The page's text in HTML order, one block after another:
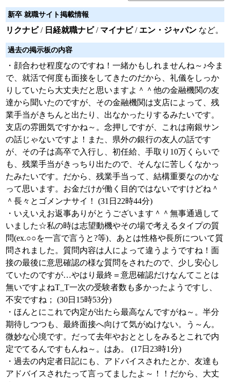
新卒 就職サイト掲載情報
リクナビ/ 日経就職ナビ/ マイナビ/ エン・ジャパン など。
過去の掲示板の内容
・顔合わせ程度なのですね！一緒かもしれませんね～♪今ま
で、就活で何度も面接をしてきたのだから、礼儀をしっか
りしていたら大丈夫だと思いますよ＾＾他の金融機関の友
達から聞いたのですが、その金融機関は支店によって、残
業手当がきちんと出たり、出なかったりするみたいです。
支店の雰囲気ですかね～。念押しですが、これは南銀サン
の話じゃないですよ！また、県外の銀行の友人の話です
が、その子は高卒で入行し、初任給、手取り10万くらいで
も、残業手当がきっちり出たので、そんなに苦しくなかっ
たみたいです。だから、残業手当って、結構重要なのかな
って思います。お金だけが働く目的ではないですけどね＾
＾長々とゴメンナサイ！ (31日22時44分)
・いえいえお返事ありがとうございます＾＾無事通過して
いました☆私の時は志望動機やその場で考えるタイプの質
問(ex.○○を一言で言うと?等)、あとは性格や長所について質
問されました。質問内容は人によって違うようですね！面
接の最後に意思確認の様な質問をされたので、少し安心し
ていたのですが…やはり最終＝意思確認だけなんてことは
無いですよねT_T一次の受験者数も多かったようですし、
不安ですね； (30日15時53分)
・ほんとにこれで内定が出たら最高なんですがね～。半分
期待しつつも、最終面接へ向けて気がぬけない。う～ん。
微妙な心境です。だって去年やおととしをみるとこれで内
定でてるんですもんね～。はあ。 (17日23時1分)
・過去の内定者日記にも、アドバイスされたとか、友達も
アドバイスされたって言ってましたよ～！！だから、大丈